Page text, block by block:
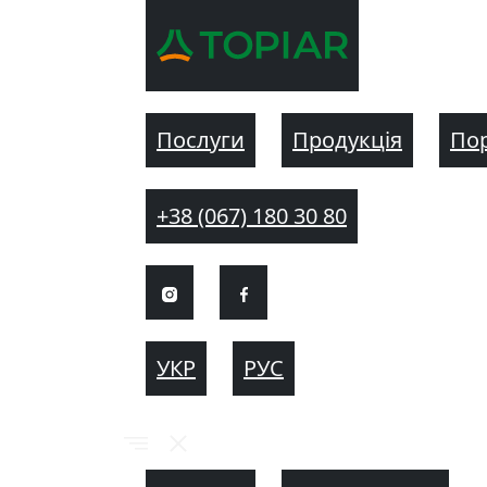
Послуги Продукція
+38 (067) 180 30 80
УКР РУС